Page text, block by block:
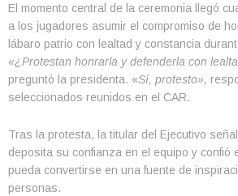
El momento central de la ceremonia llegó
a los jugadores asumir el compromiso de
lábaro patrio con lealtad y constancia
«¿Protestan honrarla y defenderla con
preguntó la presidenta. «Sí, protesto»,
seleccionados reunidos en el CAR.
Tras la protesta, la titular del Ejecutivo
deposita su confianza en el equipo y confió
pueda convertirse en una fuente de
personas.